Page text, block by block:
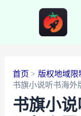
首页
版权地域限
书旗小说听书海外
书旗小